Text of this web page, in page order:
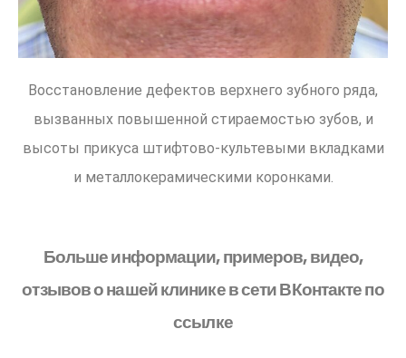
Восстановление дефектов верхнего зубного ряда,
вызванных повышенной стираемостью зубов, и
высоты прикуса штифтово-культевыми вкладками
и металлокерамическими коронками.
Больше информации, примеров, видео,
отзывов о нашей клинике в сети ВКонтакте по
ссылке